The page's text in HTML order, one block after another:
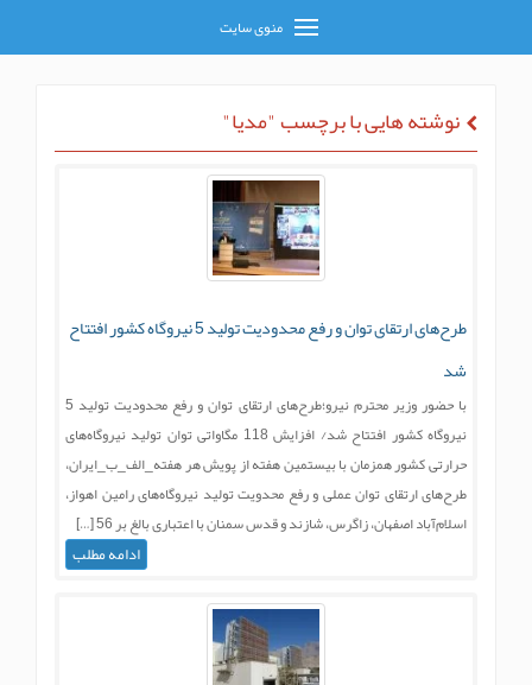
منوی سایت
نوشته هایی با برچسب "مدیا"
طرح‌های ارتقای توان و رفع محدودیت‌ تولید 5 نیروگاه کشور افتتاح
شد
با حضور وزیر محترم نیرو؛طرح‌های ارتقای توان و رفع محدودیت‌ تولید 5
نیروگاه کشور افتتاح شد/ افزایش 118 مگاواتی توان تولید نیروگاه‌های
حرارتی کشور همزمان با بیستمین هفته از پویش هر هفته_الف_ب_ایران،
طرح‌های ارتقای توان عملی و رفع محدویت‌ تولید نیروگاه‌های رامین اهواز،
اسلام‌آباد اصفهان، زاگرس، شازند و قدس سمنان با اعتباری بالغ بر 56 […]
ادامه مطلب